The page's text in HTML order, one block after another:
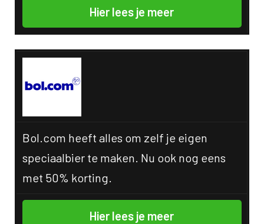
Hier lees je meer
Bol.com heeft alles om zelf je eigen
speciaalbier te maken. Nu ook nog eens
met 50% korting.
Hier lees je meer